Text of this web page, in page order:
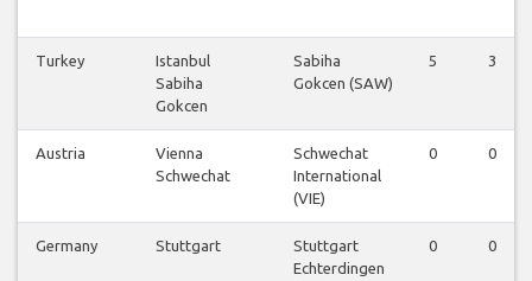
Turkey
Istanbul
Sabiha
Gokcen
Sabiha
Gokcen (SAW)
5 3
Austria
Vienna
Schwechat
Schwechat
International
(VIE)
0 0
Germany Stuttgart
Stuttgart
Echterdingen
0 0